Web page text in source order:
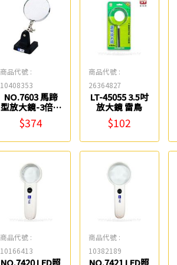
商品代號 :
10408353
NO.7603 馬蹄
型放大鏡-3倍(3
吋) Life
$374
商品代號 :
26364827
LT-45055 3.5吋
放大鏡 雷鳥
$102
商品代號 :
10166413
商品代號 :
10382189